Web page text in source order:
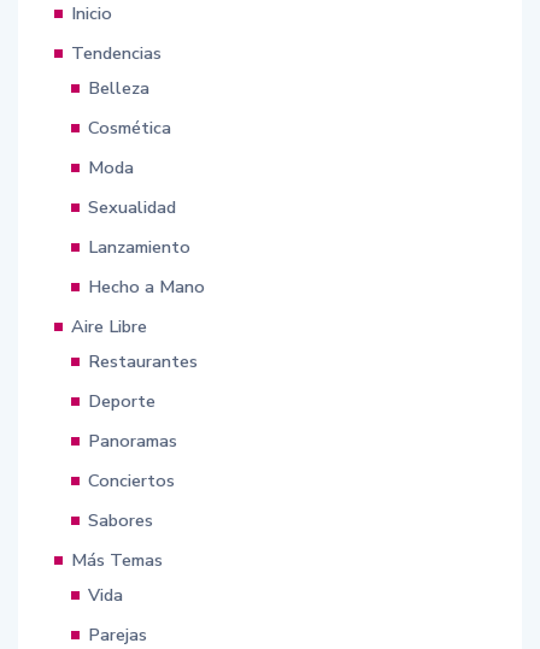
Inicio
Tendencias
Belleza
Cosmética
Moda
Sexualidad
Lanzamiento
Hecho a Mano
Aire Libre
Restaurantes
Deporte
Panoramas
Conciertos
Sabores
Más Temas
Vida
Parejas